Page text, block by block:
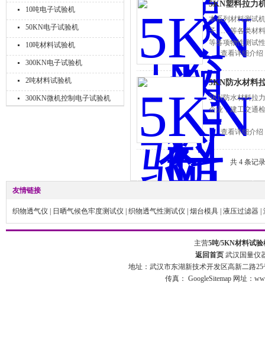
10吨电子试验机
50KN电子试验机
10吨材料试验机
300KN电子试验机
2吨材料试验机
300KN微机控制电子试验机
5KN塑料拉力
本系列材料测试
子……等各类材料
等各项物性测试
查看详细介绍
5KN防水材料
5KN防水材料拉
企业，建工交通
查看详细介绍
共 4 条记
友情链接
织物透气仪 日晒气候色牢度测试仪 织物透气性测试仪 烟台模具 液压过滤器
主营5吨/5KN材料试验
返回首页武汉国量仪
地址：武汉市东湖新技术开发区高新二路
传真： GoogleSitemap 网址：